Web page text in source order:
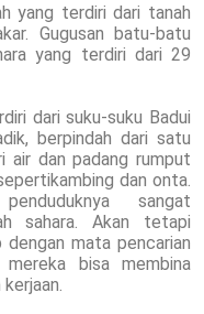
yang terdiri dari tanah
Gugusan batu-batu
yang terdiri dari 29
dari suku-suku Badui
berpindah dari satu
air dan padang rumput
dan onta.
sangat
sahara. Akan tetapi
mata pencarian
bisa membina